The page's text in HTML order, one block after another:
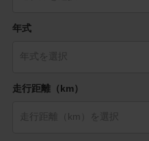
年式
走行距離（km）